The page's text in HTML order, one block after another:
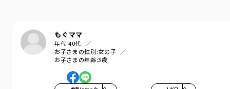
もぐママ
年代:40代
お子さまの性別:女の子
お子さまの年齢:3歳